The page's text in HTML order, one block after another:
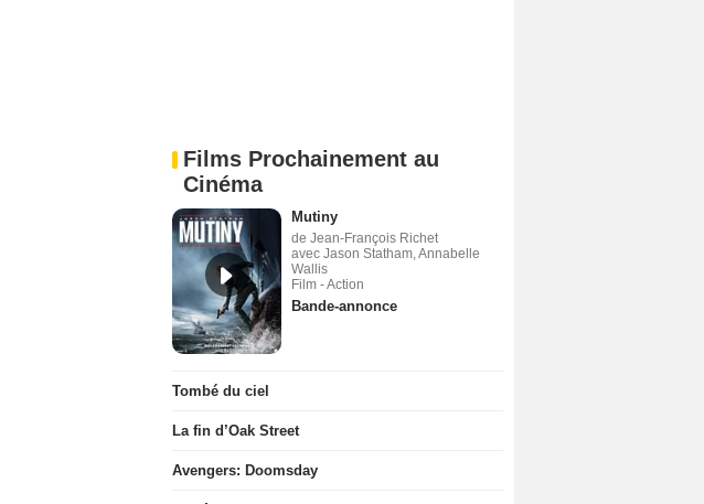
Films Prochainement au
Cinéma
Mutiny
de Jean-François Richet
avec Jason Statham, Annabelle
Wallis
Film - Action
Bande-annonce
Tombé du ciel
La fin d’Oak Street
Avengers: Doomsday